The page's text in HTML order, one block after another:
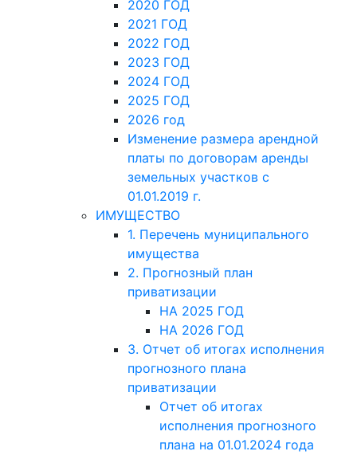
2020 ГОД
2021 ГОД
2022 ГОД
2023 ГОД
2024 ГОД
2025 ГОД
2026 год
Изменение размера арендной
платы по договорам аренды
земельных участков с
01.01.2019 г.
ИМУЩЕСТВО
1. Перечень муниципального
имущества
2. Прогнозный план
приватизации
НА 2025 ГОД
НА 2026 ГОД
3. Отчет об итогах исполнения
прогнозного плана
приватизации
Отчет об итогах
исполнения прогнозного
плана на 01.01.2024 года